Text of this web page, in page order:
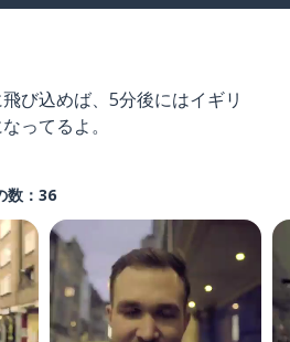
び込めば、5分後にはイギリ
ってるよ。
数：36